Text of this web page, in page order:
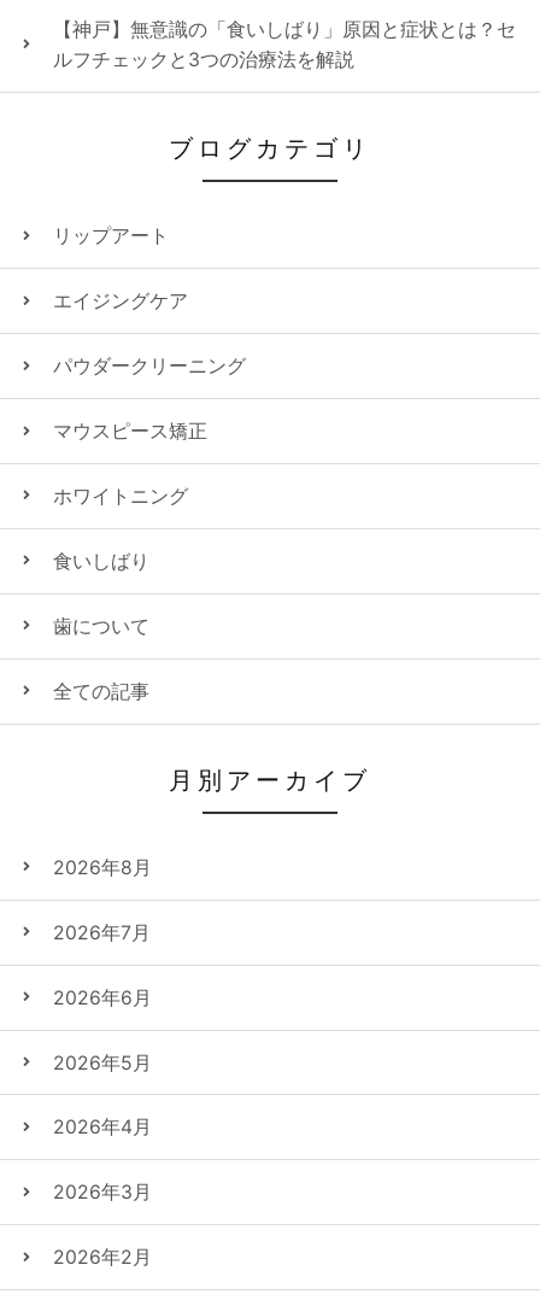
【神戸】無意識の「食いしばり」原因と症状とは？セ
ルフチェックと3つの治療法を解説
ブログカテゴリ
リップアート
エイジングケア
パウダークリーニング
マウスピース矯正
ホワイトニング
食いしばり
歯について
全ての記事
月別アーカイブ
2026年8月
2026年7月
2026年6月
2026年5月
2026年4月
2026年3月
2026年2月